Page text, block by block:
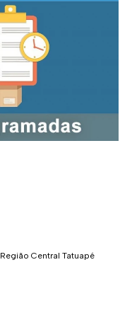
Região Central Tatuapé